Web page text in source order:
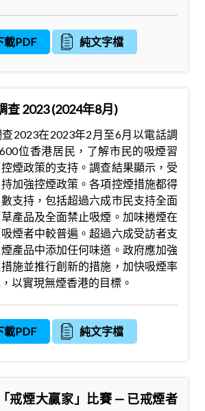
載PDF 純文字檔
查 2023 (2024年8月)
2023在2023年2月至6月以電話調
位香港居民，了解市民的吸煙習
煙政策的支持。調查結果顯示，受
加強控煙政策。各項控煙措施都得
支持，包括超過六成市民支持全面
產品及全面禁止吸煙。加味捲煙在
煙者中較普遍。超過六成受訪者支
產品中添加任何味道。政府應加強
施並推行創新的措施，加快吸煙率
以實現無煙香港的目標。
載PDF 純文字檔
戒煙大贏家」比賽 — 已戒煙者